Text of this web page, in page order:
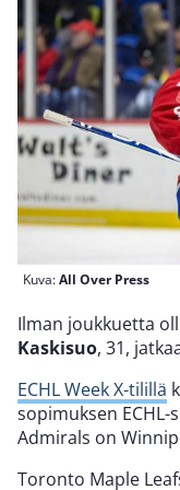
Kuva:All Over Press
Ilman joukkuetta
Kaskisuo, 31,
ECHL Week X-tilillä
sopimuksen
Admirals on
Toronto Maple